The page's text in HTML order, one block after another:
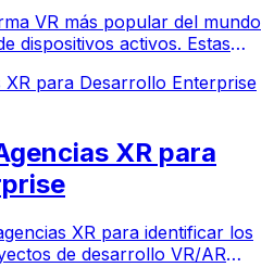
VR más popular del mundo
dispositivos activos. Estas
mixta de alto rendimiento
XR para Desarrollo Enterprise
XR para
XR para identificar los
de desarrollo VR/AR